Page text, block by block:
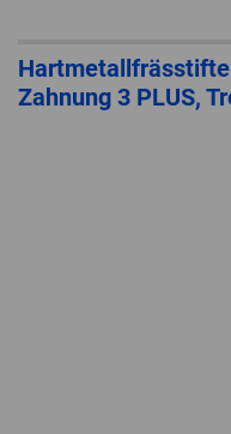
Zahnung 3 PLUS,